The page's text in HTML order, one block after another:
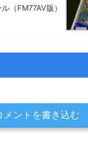
（FM77AV版）
メントを書き込む